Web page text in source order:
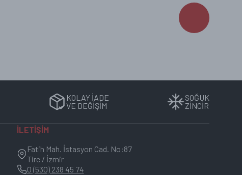
tazeliği korunur.
ürün etiketinde yer almaktadır.
KOLAY İADE
VE DEĞİŞİM
SOĞUK
ZİNCİR
İLETİŞİM
Fatih Mah. İstasyon Cad. No:87
Tire / İzmir
0 (530) 238 45 74